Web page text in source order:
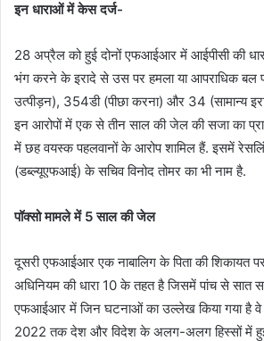
इन धाराओं में केस दर्ज-
28 अप्रैल को हुई दोनों एफआईआर में आईपीसी की
भंग करने के इरादे से उस पर हमला या आपराधिक बल
उत्पीड़न), 354डी (पीछा करना) और 34 (सामान्य
इन आरोपों में एक से तीन साल की जेल की सजा का
में छह वयस्क पहलवानों के आरोप शामिल हैं. इसमें
(डब्ल्यूएफआई) के सचिव विनोद तोमर का भी नाम है.
पॉक्सो मामले में 5 साल की जेल
दूसरी एफआईआर एक नाबालिग के पिता की शिकायत
अधिनियम की धारा 10 के तहत है जिसमें पांच से सात
एफआईआर में जिन घटनाओं का उल्लेख किया गया है
2022 तक देश और विदेश के अलग-अलग हिस्सों में